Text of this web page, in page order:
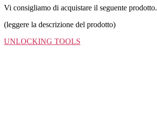
Vi consigliamo di acquistare il seguente prodotto.
(leggere la descrizione del prodotto)
UNLOCKING TOOLS